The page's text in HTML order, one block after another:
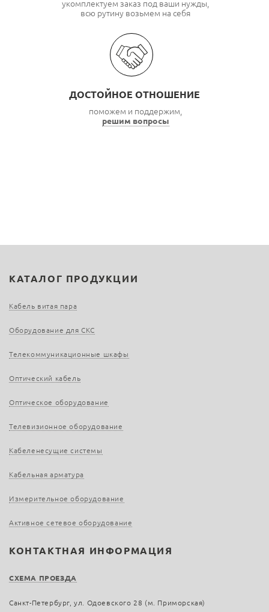
укомплектуем заказ под ваши нужды,
всю рутину возьмем на себя
ДОСТОЙНОЕ ОТНОШЕНИЕ
поможем и поддержим,
решим вопросы
КАТАЛОГ ПРОДУКЦИИ
Кабель витая пара
Оборудование для СКС
Телекоммуникационные шкафы
Оптический кабель
Оптическое оборудование
Телевизионное оборудование
Кабеленесущие системы
Кабельная арматура
Измерительное оборудование
Активное сетевое оборудование
КОНТАКТНАЯ ИНФОРМАЦИЯ
СХЕМА ПРОЕЗДА
Санкт-Петербург, ул. Одоевского 28 (м. Приморская)